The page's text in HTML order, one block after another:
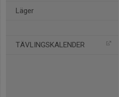
Läger
TÄVLINGSKALENDER